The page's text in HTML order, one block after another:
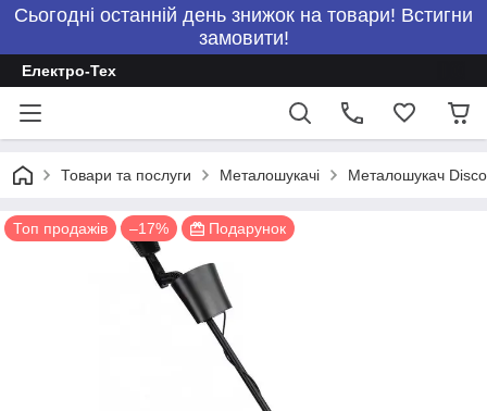
Сьогодні останній день знижок на товари! Встигни
замовити!
Електро-Тех
Товари та послуги Металошукачі Металошукач
Топ продажів –17% Подарунок